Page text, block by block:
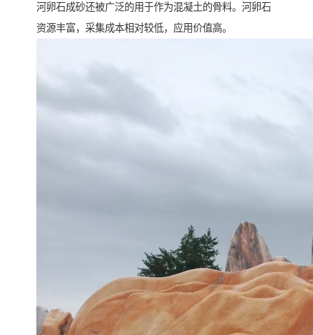
河卵石成砂还被广泛的用于作为混凝土的骨料。河卵石
资源丰富，采集成本相对较低，应用价值高。